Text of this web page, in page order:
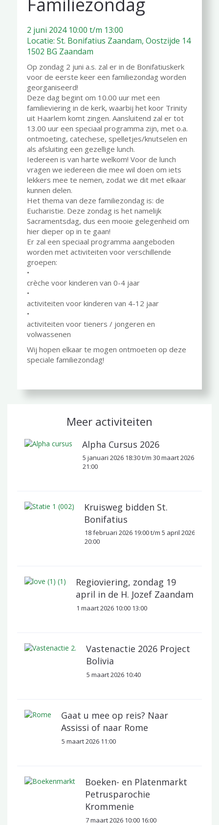
2 juni 2024 10:00 t/m 13:00
Locatie: St. Bonifatius Zaandam, Oostzijde 14
1502 BG Zaandam
Op zondag 2 juni a.s. zal er in de Bonifatiuskerk
voor de eerste keer een familiezondag worden
georganiseerd!
Deze dag begint om 10.00 uur met een
familieviering in de kerk, waarbij het koor Trinity
uit Haarlem komt zingen. Aansluitend zal er tot
13.00 uur een speciaal programma zijn, met o.a.
ontmoeting, catechese, spelletjes/knutselen en
als afsluiting een gezellige lunch.
Iedereen is van harte welkom! Voor de lunch
vragen we iedereen die mee wil doen om iets
lekkers mee te nemen, zodat we dit met elkaar
kunnen delen.
Het thema van deze familiezondag is: de
Eucharistie. Deze zondag is het namelijk
Sacramentsdag, dus een mooie gelegenheid om
hier dieper op in te gaan!
Er zal een speciaal programma aangeboden
worden met activiteiten voor verschillende
groepen:
•
crèche voor kinderen van 0-4 jaar
•
activiteiten voor kinderen van 4-12 jaar
•
activiteiten voor tieners / jongeren en
volwassenen
Wij hopen elkaar te mogen ontmoeten op deze
speciale familiezondag!
Meer activiteiten
Alpha Cursus 2026
5 januari 2026 18:30 t/m 30 maart 2026
21:00
Kruisweg bidden St.
Bonifatius
18 februari 2026 19:00 t/m 5 april 2026
20:00
Regioviering, zondag 19
april in de H. Jozef Zaandam
1 maart 2026 10:00 13:00
Vastenactie 2026 Project
Bolivia
5 maart 2026 10:40
Gaat u mee op reis? Naar
Assissi of naar Rome
5 maart 2026 11:00
Boeken- en Platenmarkt
Petrusparochie
Krommenie
7 maart 2026 10:00 16:00